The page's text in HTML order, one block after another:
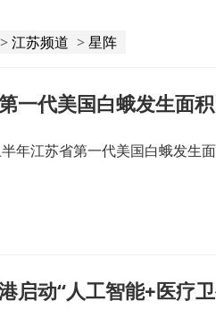
>江苏频道 >星阵
一代美国白蛾发生面
年江苏省第一代美国白蛾发生
启动“人工智能+医疗